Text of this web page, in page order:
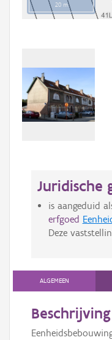
20 m
Juridische
is aangeduid
erfgoed
Deze
ALGEMEEN
Beschrijving